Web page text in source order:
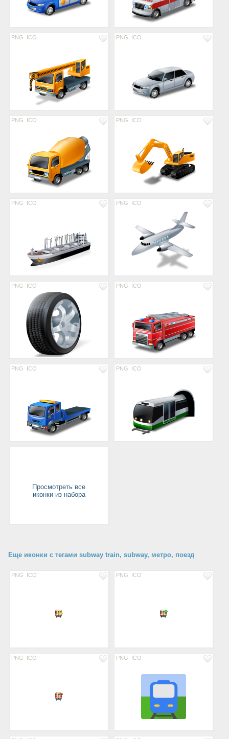
PNG ICO PNG ICO
PNG ICO PNG ICO
PNG ICO PNG ICO
PNG ICO PNG ICO
PNG ICO PNG ICO
Просмотреть все
иконки из набора
Еще иконки с тегами subway train, subway, метро, поезд
PNG ICO PNG ICO
PNG ICO PNG ICO